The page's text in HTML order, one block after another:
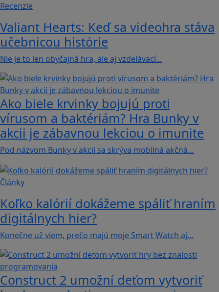
Recenzie
Valiant Hearts: Keď sa videohra stáva
učebnicou histórie
Nie je to len obyčajná hra, ale aj vzdelávací…
Ako biele krvinky bojujú proti
vírusom a baktériám? Hra Bunky v
akcii je zábavnou lekciou o imunite
Pod názvom Bunky v akcii sa skrýva mobilná akčná…
Články
Koľko kalórií dokážeme spáliť hraním
digitálnych hier?
Konečne už viem, prečo majú moje Smart Watch aj…
Construct 2 umožní deťom vytvoriť